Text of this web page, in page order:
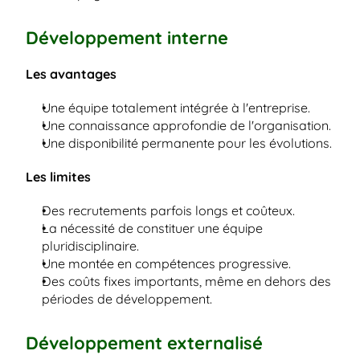
Développement interne
Les avantages
Une équipe totalement intégrée à l'entreprise.
Une connaissance approfondie de l'organisation.
Une disponibilité permanente pour les évolutions.
Les limites
Des recrutements parfois longs et coûteux.
La nécessité de constituer une équipe
pluridisciplinaire.
Une montée en compétences progressive.
Des coûts fixes importants, même en dehors des
périodes de développement.
Développement externalisé